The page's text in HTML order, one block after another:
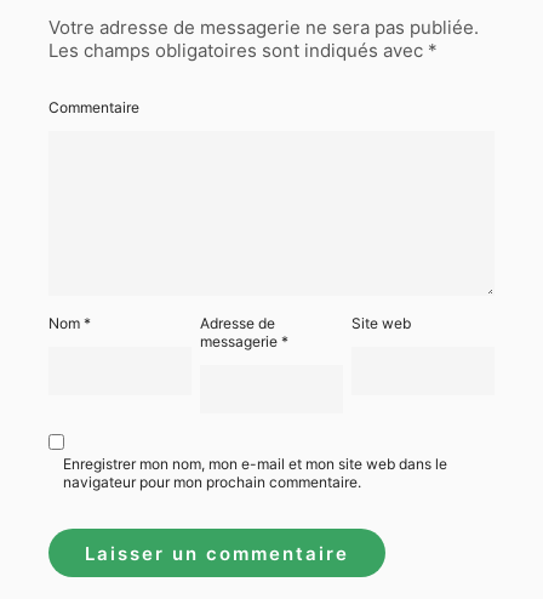
Votre adresse de messagerie ne sera pas publiée.
Les champs obligatoires sont indiqués avec *
Commentaire
Nom *
Adresse de
messagerie*
Site web
Enregistrer mon nom, mon e-mail et mon site web dans le
navigateur pour mon prochain commentaire.